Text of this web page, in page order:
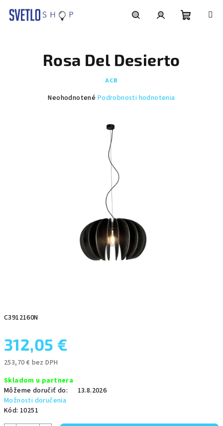
C3912160N
312,05 €
253,70 € bez DPH
cena:
Skladom u partnera
Môžeme doručiť do:
13.8.2026
Možnosti doručenia
Kód: 10251
Rosa Del Desierto
ACB
Priemerné
Neohodnotené Podrobnosti hodnotenia